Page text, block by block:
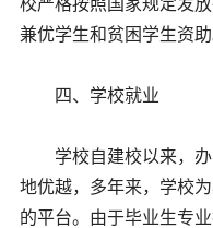
兼优学生和贫困学生资助
四、学校就业
学校自建校以来，办
地优越，多年来，学校
的平台。由于毕业生专